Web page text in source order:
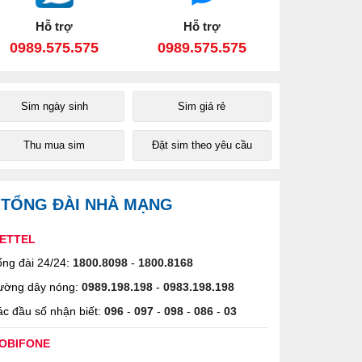
Hỗ trợ
0989.575.575
Hỗ trợ
0989.575.575
Sim ngày sinh Sim giá rẻ
Thu mua sim Đặt sim theo yêu cầu
TỔNG ĐÀI NHÀ MẠNG
đài 24/24: 1800.8098 - 1800.8168
dây nóng: 0989.198.198 - 0983.198.198
đầu số nhận biết: 096 - 097 - 098 - 086 - 03